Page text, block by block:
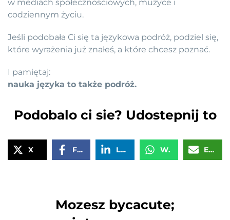
w mediach społecznościowych, muzyce i
codziennym życiu.
Jeśli podobała Ci się ta językowa podróż, podziel się,
które wyrażenia już znałeś, a które chcesz poznać.
I pamiętaj:
nauka języka to także podróż.
Podobalo ci sie? Udostepnij to
X Facebook LinkedIn WhatsApp Email
Mozesz bycacute;